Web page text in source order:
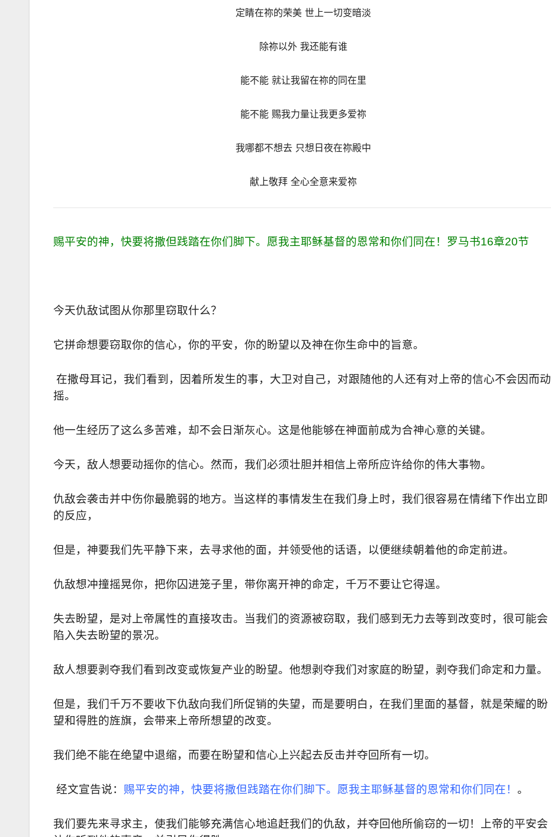
定睛在祢的荣美 世上一切变暗淡
除祢以外 我还能有谁
能不能 就让我留在祢的同在里
能不能 赐我力量让我更多爱祢
我哪都不想去 只想日夜在祢殿中
献上敬拜 全心全意来爱祢
赐平安的神，快要将撒但践踏在你们脚下。愿我主耶稣基督的恩常和你们同在！罗马书16章20节
今天仇敌试图从你那里窃取什么？
它拼命想要窃取你的信心，你的平安，你的盼望以及神在你生命中的旨意。
在撒母耳记，我们看到，因着所发生的事，大卫对自己，对跟随他的人还有对上帝的信心不会因而动
摇。
他一生经历了这么多苦难，却不会日渐灰心。这是他能够在神面前成为合神心意的关键。
今天，敌人想要动摇你的信心。然而，我们必须壮胆并相信上帝所应许给你的伟大事物。
仇敌会袭击并中伤你最脆弱的地方。当这样的事情发生在我们身上时，我们很容易在情绪下作出立即
的反应，
但是，神要我们先平静下来，去寻求他的面，并领受他的话语，以便继续朝着他的命定前进。
仇敌想冲撞摇晃你，把你囚进笼子里，带你离开神的命定，千万不要让它得逞。
失去盼望，是对上帝属性的直接攻击。当我们的资源被窃取，我们感到无力去等到改变时，很可能会
陷入失去盼望的景况。
敌人想要剥夺我们看到改变或恢复产业的盼望。他想剥夺我们对家庭的盼望，剥夺我们命定和力量。
但是，我们千万不要收下仇敌向我们所促销的失望，而是要明白，在我们里面的基督，就是荣耀的盼
望和得胜的旌旗，会带来上帝所想望的改变。
我们绝不能在绝望中退缩，而要在盼望和信心上兴起去反击并夺回所有一切。
经文宣告说： 赐平安的神，快要将撒但践踏在你们脚下。愿我主耶稣基督的恩常和你们同在！ 。
我们要先来寻求主，使我们能够充满信心地追赶我们的仇敌，并夺回他所偷窃的一切！上帝的平安会